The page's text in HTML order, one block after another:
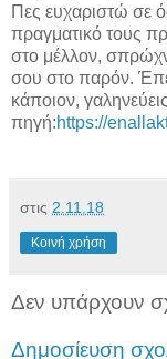
Πες ευχαριστώ σε
πραγματικό τους
στο μέλλον,
σου στο παρόν.
κάποιον,
πηγή:https://
στις 2.11.18
Κοινή χρήση
Δεν υπάρχουν
Δημοσίευση